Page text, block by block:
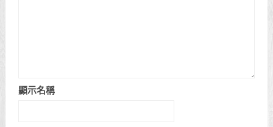
顯示名稱